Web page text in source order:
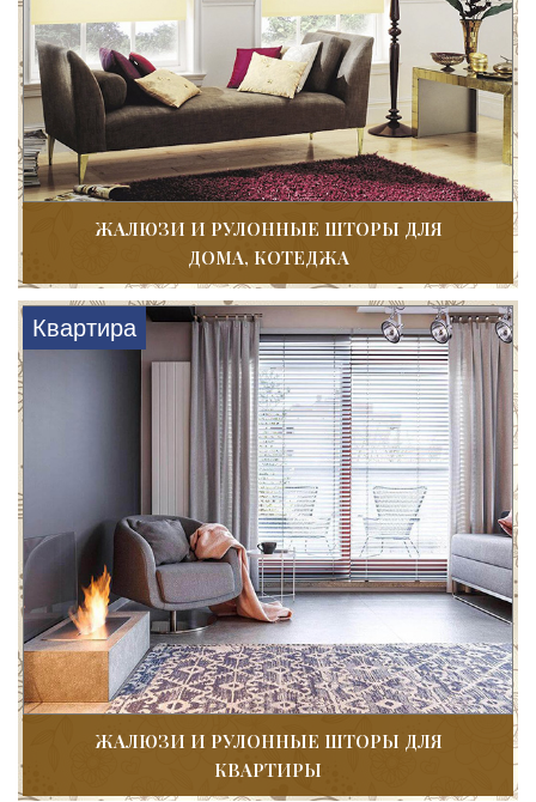
ЖАЛЮЗИ И РУЛОННЫЕ ШТОРЫ ДЛЯ
ДОМА, КОТЕДЖА
Квартира
ЖАЛЮЗИ И РУЛОННЫЕ ШТОРЫ ДЛЯ
КВАРТИРЫ